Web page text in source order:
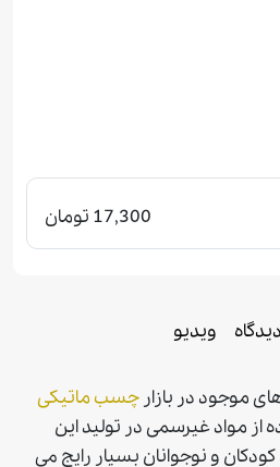
17,300 تومان
دیدگاه ویدیو
موجود در بازار چسب ماتیکی
از مواد غیرسمی در تولید این
و نوجوانان بسیار رایج می